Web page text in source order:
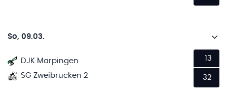
So, 09.03.
DJK Marpingen
SG Zweibrücken 2
13
32